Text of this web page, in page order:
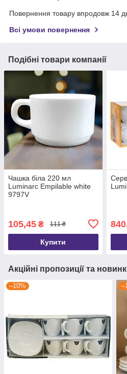
Повернення товару впродовж 14
Всі умови повернення
Подібні товари компанії
Чашка біла 220 мл
Luminarc Empilable white
9797V
105,45 ₴ 111 ₴
Купити
Акційні пропозиції та
–10%